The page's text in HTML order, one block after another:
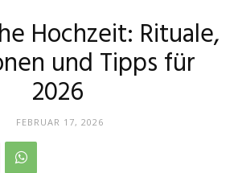
–
Hochzeit: Rituale,
und Tipps für
2026
FEBRUAR 17, 2026